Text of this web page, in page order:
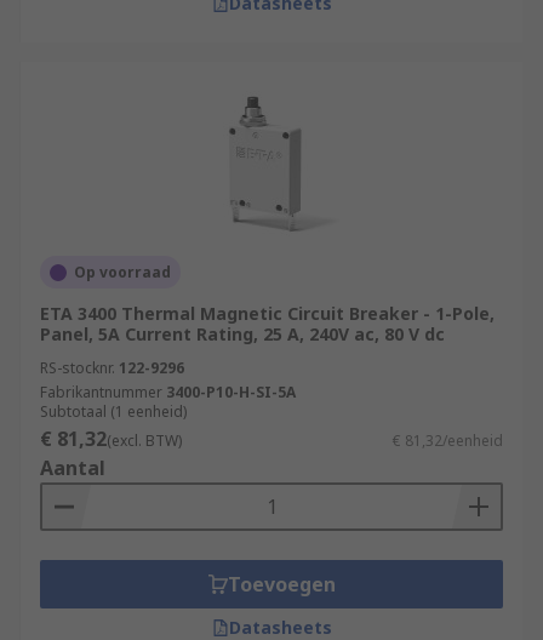
Op voorraad
ETA 3400 Thermal Magnetic Circuit Breaker - 1-Pole,
Panel, 5A Current Rating, 25 A, 240V ac, 80 V dc
RS-stocknr. 122-9296
Fabrikantnummer 3400-P10-H-SI-5A
Subtotaal (1 eenheid)
€ 81,32(excl. BTW) € 81,32/eenheid
Aantal
Toevoegen
Datasheets